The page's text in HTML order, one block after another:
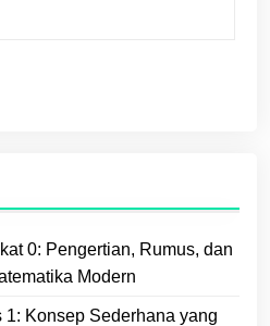
0: Pengertian, Rumus, dan
Modern
Konsep Sederhana yang